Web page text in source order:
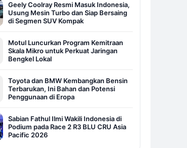
Geely Coolray Resmi Masuk Indonesia,
Usung Mesin Turbo dan Siap Bersaing
di Segmen SUV Kompak
Motul Luncurkan Program Kemitraan
Skala Mikro untuk Perkuat Jaringan
Bengkel Lokal
Toyota dan BMW Kembangkan Bensin
Terbarukan, Ini Bahan dan Potensi
Penggunaan di Eropa
Sabian Fathul Ilmi Wakili Indonesia di
Podium pada Race 2 R3 BLU CRU Asia
Pacific 2026